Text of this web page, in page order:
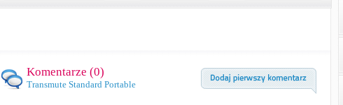
Komentarze (0)
Transmute Standard Portable